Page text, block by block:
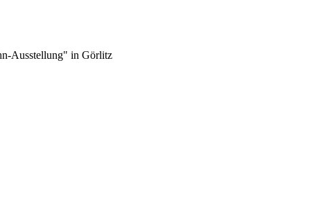
Ausstellung" in Görlitz